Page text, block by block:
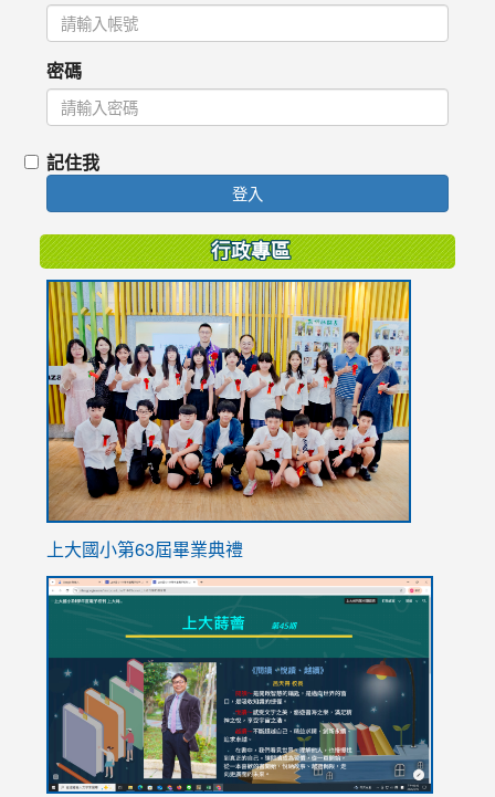
密碼
記住我
登入
行政專區
上大國小第63屆畢業典禮
link